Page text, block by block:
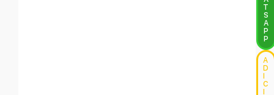
T
S
A
P
P
A
D
C